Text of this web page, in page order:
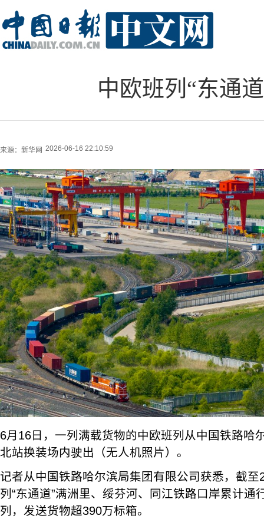
中欧班列“东通
来源： 新华网 2026-06-16 22:10:59
6月16日，一列满载货物的中欧班列从中国铁路哈
北站换装场内驶出（无人机照片）。
记者从中国铁路哈尔滨局集团有限公司获悉，截
列“东通道”满洲里、绥芬河、同江铁路口岸累计通
列，发送货物超390万标箱。